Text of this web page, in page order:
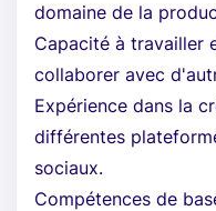
domaine de la
Capacité à travailler
collaborer avec
Expérience dans la
différentes
sociaux.
Compétences de